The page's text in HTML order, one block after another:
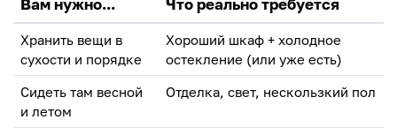
Вам нужно... Что реально требуется
Хранить вещи в
сухости и порядке
Хороший шкаф + холодное
остекление (или уже есть)
Сидеть там весной
и летом
Отделка, свет, нескользкий пол